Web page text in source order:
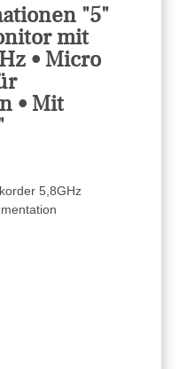
"5"
mit
• Micro
• Mit
5,8GHz